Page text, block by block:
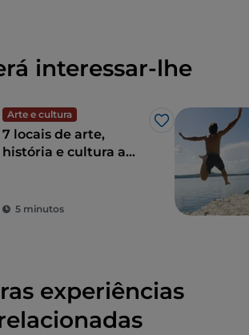
interessar-lhe
Arte e cultura
Gosto
7 locais de arte,
história e cultura a
5 minutos
experiências